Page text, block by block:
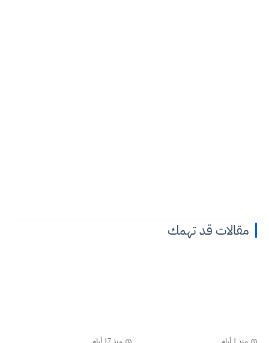
مقالات قد تهمك